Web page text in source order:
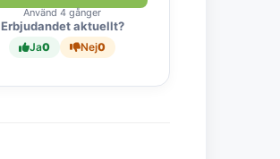
Använd 4 gånger
Erbjudandet aktuellt?
Ja0 Nej0